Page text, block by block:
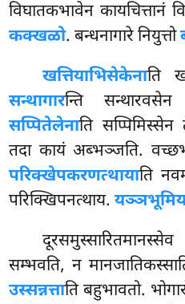
विघातकभावेन कायचित्तानं
कक्खळो. बन्धनागारे नियुत्तो
खत्तियाभिसेकेनाति
सन्थागारन्ति
सप्पितेलेनाति
तदा कायं अब्भञ्जति.
परिक्खेपकरणत्थायाति
परिक्खिपनत्थाय.
सम्भवति, न
उस्सन्नत्ताति बहुभावतो.